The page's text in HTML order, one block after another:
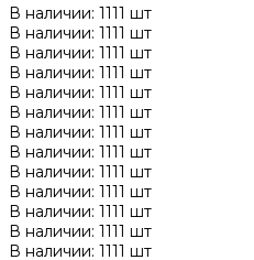
В наличии: 1111 шт
В наличии: 1111 шт
В наличии: 1111 шт
В наличии: 1111 шт
В наличии: 1111 шт
В наличии: 1111 шт
В наличии: 1111 шт
В наличии: 1111 шт
В наличии: 1111 шт
В наличии: 1111 шт
В наличии: 1111 шт
В наличии: 1111 шт
В наличии: 1111 шт